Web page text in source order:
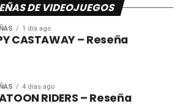
DE VIDEOJUEGOS
1 día ago
CASTAWAY – Reseña
4 días ago
RIDERS – Reseña